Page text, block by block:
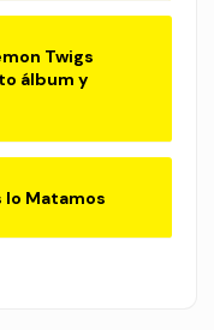
Twigs
álbum y
lo Matamos